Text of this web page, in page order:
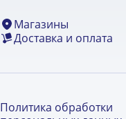
Магазины
Доставка и оплата
Политика обработки